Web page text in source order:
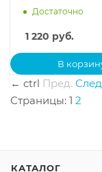
Достаточно
1 220 руб.
В
← ctrl Пред.
Страницы: 1 2
КАТАЛОГ